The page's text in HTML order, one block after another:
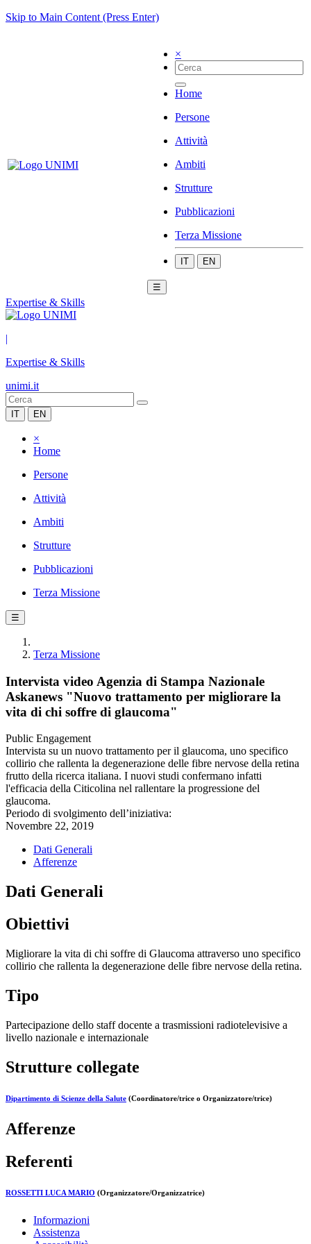
Skip to Main Content (Press Enter)
×
Home
Persone
Attività
Ambiti
Strutture
Pubblicazioni
Terza Missione
IT EN
☰
Expertise & Skills
|
Expertise & Skills
unimi.it
IT EN
×
Home
Persone
Attività
Ambiti
Strutture
Pubblicazioni
Terza Missione
☰
Terza Missione
Intervista video Agenzia di Stampa Nazionale
Askanews "Nuovo trattamento per migliorare la
vita di chi soffre di glaucoma"
Public Engagement
Intervista su un nuovo trattamento per il glaucoma, uno specifico
collirio che rallenta la degenerazione delle fibre nervose della retina
frutto della ricerca italiana. I nuovi studi confermano infatti
l'efficacia della Citicolina nel rallentare la progressione del
glaucoma.
Periodo di svolgimento dell’iniziativa:
Novembre 22, 2019
Dati Generali
Afferenze
Dati Generali
Obiettivi
Migliorare la vita di chi soffre di Glaucoma attraverso uno specifico
collirio che rallenta la degenerazione delle fibre nervose della retina.
Tipo
Partecipazione dello staff docente a trasmissioni radiotelevisive a
livello nazionale e internazionale
Strutture collegate
Dipartimento di Scienze della Salute (Coordinatore/trice o Organizzatore/trice)
Afferenze
Referenti
ROSSETTI LUCA MARIO (Organizzatore/Organizzatrice)
Informazioni
Assistenza